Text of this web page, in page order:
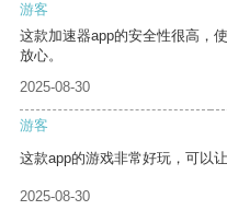
游客
这款加速器app的安全性很高，
放心。
2025-08-30
游客
这款app的游戏非常好玩，可以让
2025-08-30